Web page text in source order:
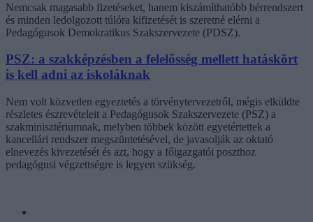
Nemcsak magasabb fizetéseket, hanem kiszámíthatóbb bérrendszert
és minden ledolgozott túlóra kifizetését is szeretné elérni a
Pedagógusok Demokratikus Szakszervezete (PDSZ).
PSZ: a szakképzésben a felelősség mellett hatáskört
is kell adni az iskoláknak
Nem volt közvetlen egyeztetés a törvénytervezetről, mégis elküldte
részletes észrevételeit a Pedagógusok Szakszervezete (PSZ) a
szakminisztériumnak, melyben többek között egyetértettek a
kancellári rendszer megszüntetésével, de javasolják az oktató
elnevezés kivezetését és azt, hogy a főigazgatói poszthoz
pedagógusi végzettségre is legyen szükség.